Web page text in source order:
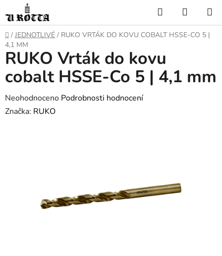
na
obsah
Hledat
KOŠÍK
DOMŮ
/ JEDNOTLIVÉ / RUKO VRTÁK DO KOVU COBALT HSSE-CO 5 |
4,1 MM
RUKO Vrták do kovu
cobalt HSSE-Co 5 | 4,1 mm
Průměrné
hodnocení
Neohodnoceno Podrobnosti hodnocení
Značka: RUKO